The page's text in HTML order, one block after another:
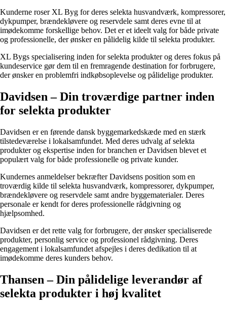
Kunderne roser XL Byg for deres selekta husvandværk, kompressorer,
dykpumper, brændekløvere og reservdele samt deres evne til at
imødekomme forskellige behov. Det er et ideelt valg for både private
og professionelle, der ønsker en pålidelig kilde til selekta produkter.
XL Bygs specialisering inden for selekta produkter og deres fokus på
kundeservice gør dem til en fremragende destination for forbrugere,
der ønsker en problemfri indkøbsoplevelse og pålidelige produkter.
Davidsen – Din troværdige partner inden
for selekta produkter
Davidsen er en førende dansk byggemarkedskæde med en stærk
tilstedeværelse i lokalsamfundet. Med deres udvalg af selekta
produkter og ekspertise inden for branchen er Davidsen blevet et
populært valg for både professionelle og private kunder.
Kundernes anmeldelser bekræfter Davidsens position som en
troværdig kilde til selekta husvandværk, kompressorer, dykpumper,
brændekløvere og reservdele samt andre byggematerialer. Deres
personale er kendt for deres professionelle rådgivning og
hjælpsomhed.
Davidsen er det rette valg for forbrugere, der ønsker specialiserede
produkter, personlig service og professionel rådgivning. Deres
engagement i lokalsamfundet afspejles i deres dedikation til at
imødekomme deres kunders behov.
Thansen – Din pålidelige leverandør af
selekta produkter i høj kvalitet